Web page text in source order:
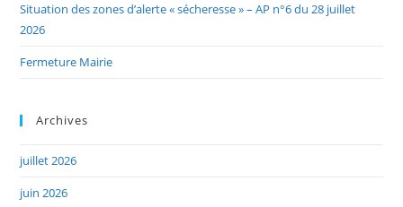
Situation des zones d’alerte « sécheresse » – AP n°6 du 28 juillet
2026
Fermeture Mairie
Archives
juillet 2026
juin 2026